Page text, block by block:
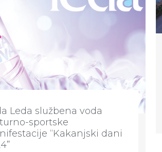
Leda službena voda
sportske
“Kakanjski dani